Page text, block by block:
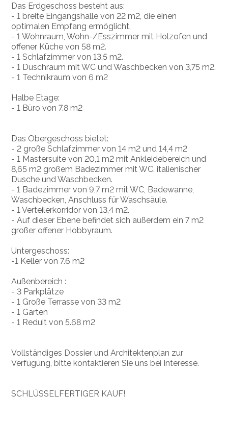
Das Erdgeschoss besteht aus:
- 1 breite Eingangshalle von 22 m2, die einen
optimalen Empfang ermöglicht.
- 1 Wohnraum, Wohn-/Esszimmer mit Holzofen und
offener Küche von 58 m2.
- 1 Schlafzimmer von 13,5 m2.
- 1 Duschraum mit WC und Waschbecken von 3,75 m2.
- 1 Technikraum von 6 m2
Halbe Etage:
- 1 Büro von 7.8 m2
Das Obergeschoss bietet:
- 2 große Schlafzimmer von 14 m2 und 14,4 m2
- 1 Mastersuite von 20,1 m2 mit Ankleidebereich und
8,65 m2 großem Badezimmer mit WC, italienischer
Dusche und Waschbecken.
- 1 Badezimmer von 9,7 m2 mit WC, Badewanne,
Waschbecken, Anschluss für Waschsäule.
- 1 Verteilerkorridor von 13,4 m2.
- Auf dieser Ebene befindet sich außerdem ein 7 m2
großer offener Hobbyraum.
Untergeschoss:
-1 Keller von 7.6 m2
Außenbereich :
- 3 Parkplätze
- 1 Große Terrasse von 33 m2
- 1 Garten
- 1 Reduit von 5.68 m2
Vollständiges Dossier und Architektenplan zur
Verfügung, bitte kontaktieren Sie uns bei Interesse.
SCHLÜSSELFERTIGER KAUF!